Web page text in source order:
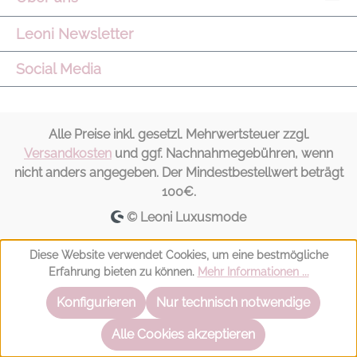
Leoni Newsletter
Social Media
Alle Preise inkl. gesetzl. Mehrwertsteuer zzgl.
Versandkosten und ggf. Nachnahmegebühren, wenn
nicht anders angegeben. Der Mindestbestellwert beträgt
100€.
© Leoni Luxusmode
Diese Website verwendet Cookies, um eine bestmögliche
Erfahrung bieten zu können. Mehr Informationen ...
Nur technisch notwendige
Konfigurieren
Alle Cookies akzeptieren